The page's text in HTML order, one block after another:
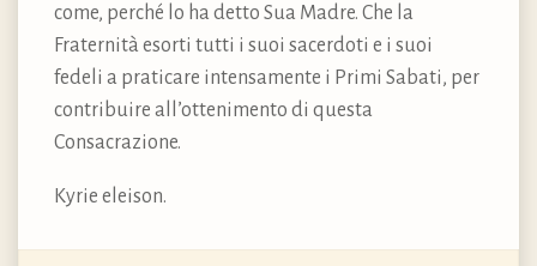
come, perché lo ha detto Sua Madre. Che la
Fraternità esorti tutti i suoi sacerdoti e i suoi
fedeli a praticare intensamente i Primi Sabati, per
contribuire all’ottenimento di questa
Consacrazione.
Kyrie eleison.